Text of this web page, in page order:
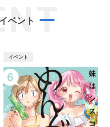
ベント
イベント